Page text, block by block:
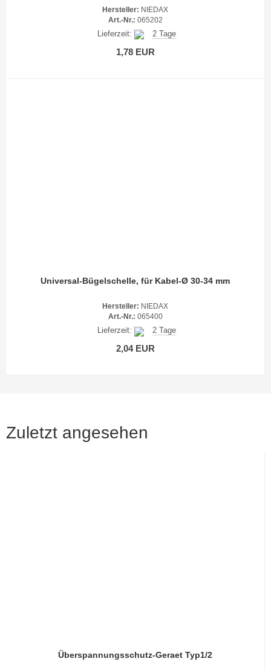
Hersteller: NIEDAX
Art.-Nr.: 065202
Lieferzeit: 2 Tage
1,78 EUR
Universal-Bügelschelle, für Kabel-Ø 30-34 mm
Hersteller: NIEDAX
Art.-Nr.: 065400
Lieferzeit: 2 Tage
2,04 EUR
Zuletzt angesehen
Überspannungsschutz-Geraet Typ1/2